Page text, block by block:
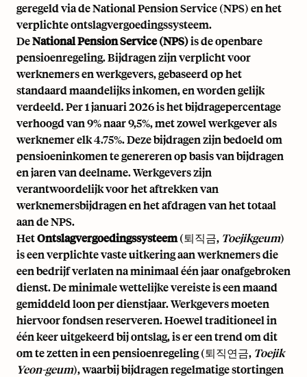
geregeld via de National Pension Service (NPS) en het
verplichte ontslagvergoedingssysteem.
DeNational Pension Service (NPS)is de openbare
pensioenregeling. Bijdragen zijn verplicht voor
werknemers en werkgevers, gebaseerd op het
standaard maandelijks inkomen, en worden gelijk
verdeeld. Per 1 januari 2026 is het bijdragepercentage
verhoogd van 9% naar 9,5%, met zowel werkgever als
werknemer elk 4.75%. Deze bijdragen zijn bedoeld om
pensioeninkomen te genereren op basis van bijdragen
en jaren van deelname. Werkgevers zijn
verantwoordelijk voor het aftrekken van
werknemersbijdragen en het afdragen van het totaal
aan de NPS.
HetOntslagvergoedingssysteem(퇴직금, Toejikgeum)
is een verplichte vaste uitkering aan werknemers die
een bedrijf verlaten na minimaal één jaar onafgebroken
dienst. De minimale wettelijke vereiste is een maand
gemiddeld loon per dienstjaar. Werkgevers moeten
hiervoor fondsen reserveren. Hoewel traditioneel in
één keer uitgekeerd bij ontslag, is er een trend om dit
om te zetten in een pensioenregeling (퇴직연금, Toejik
Yeon-geum), waarbij bijdragen regelmatige stortingen